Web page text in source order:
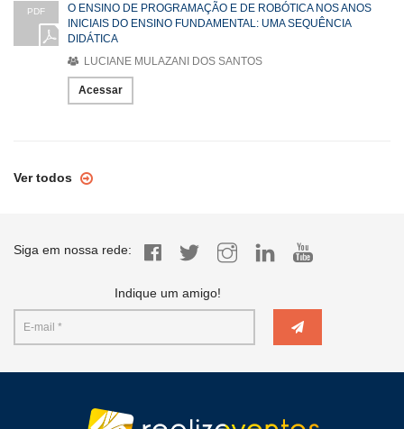
PDF
O ENSINO DE PROGRAMAÇÃO E DE ROBÓTICA NOS ANOS
INICIAIS DO ENSINO FUNDAMENTAL: UMA SEQUÊNCIA
DIDÁTICA
LUCIANE MULAZANI DOS SANTOS
Acessar
Ver todos
Siga em nossa rede:
Indique um amigo!